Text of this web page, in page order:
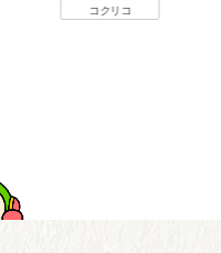
コクリコ